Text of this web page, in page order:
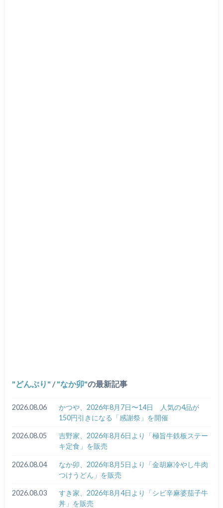
どんぶり / なか卯 の最新記事
2026.08.06
かつや、2026年8月7日〜14日 人気の4品が
150円引きになる「感謝祭」を開催
2026.08.05
吉野家、2026年8月6日より「極旨牛鉄板ステー
キ定食」を販売
2026.08.04
なか卯、2026年8月5日より「金胡麻冷やし牛肉
つけうどん」を販売
2026.08.03
すき家、2026年8月4日より「シビ辛麻婆茄子牛
丼」を販売